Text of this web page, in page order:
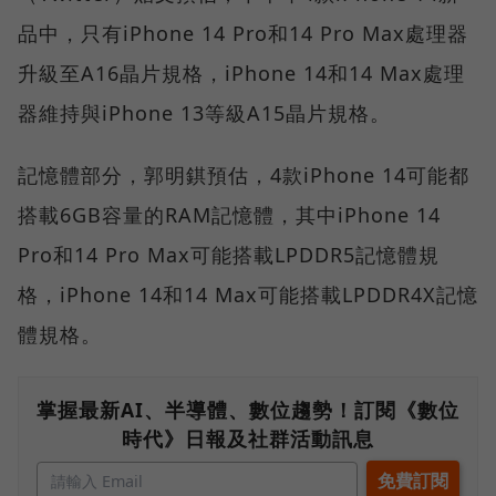
品中，只有iPhone 14 Pro和14 Pro Max處理器
升級至A16晶片規格，iPhone 14和14 Max處理
器維持與iPhone 13等級A15晶片規格。
記憶體部分，郭明錤預估，4款iPhone 14可能都
搭載6GB容量的RAM記憶體，其中iPhone 14
Pro和14 Pro Max可能搭載LPDDR5記憶體規
格，iPhone 14和14 Max可能搭載LPDDR4X記憶
體規格。
掌握最新AI、半導體、數位趨勢！訂閱《數位
時代》日報及社群活動訊息